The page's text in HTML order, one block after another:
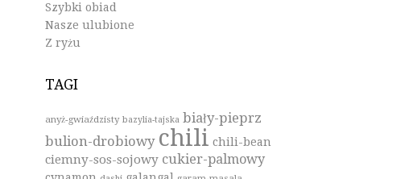
Szybki obiad
Nasze ulubione
Z ryżu
TAGI
anyż-gwiaździsty bazylia-tajska biały-pieprz
bulion-drobiowy chili chili-bean
ciemny-sos-sojowy cukier-palmowy